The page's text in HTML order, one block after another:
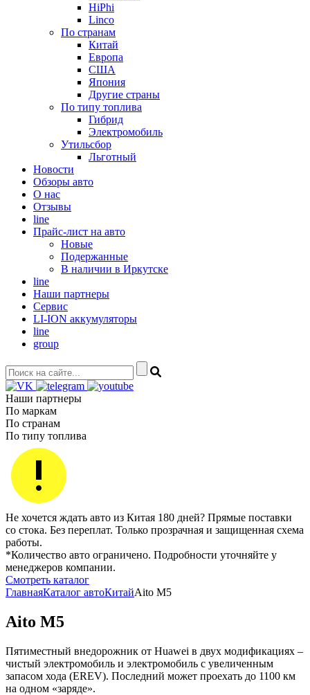
HiPhi
Linco
По странам
Китай
Европа
США
Япония
Другие страны
По типу топлива
Гибрид
Электромобиль
Утильсбор
Льготный
Новости
Обзоры авто
О нас
Отзывы
line
Прайс-лист на авто
Новые
Подержанные
В наличии в Иркутске
line
Наши партнеры
Cервис
LI-ION аккумуляторы
line
group
Наши партнеры
По маркам
По странам
По типу топлива
Не хочется ждать авто из Китая 180 дней? Прямые поставки
со стока. Без переплат. Только прозрачная и защищенная схема
работы.
*Количество авто ограничено. Подробности уточняйте у
менеджеров компании.
Смотреть каталог
ГлавнаяКаталог автоКитайAito M5
Aito M5
Пятиместный внедорожник от Huawei в двух модификациях –
чистый электромобиль и электромобиль с увеличенным
запасом хода (EREV). Последний может проехать до 1100 км
на одном «заряде».